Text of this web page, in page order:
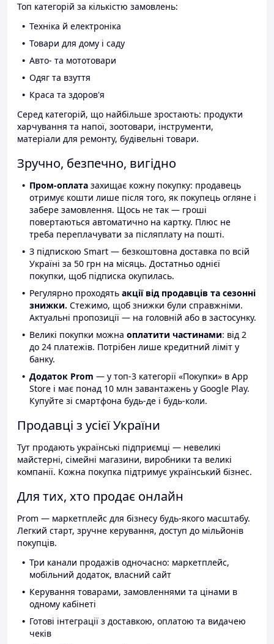
Топ категорій за кількістю замовлень:
Техніка й електроніка
Товари для дому і саду
Авто- та мототовари
Одяг та взуття
Краса та здоров'я
Серед категорій, що найбільше зростають: продукти
харчування та напої, зоотовари, інструменти,
матеріали для ремонту, будівельні товари.
Зручно, безпечно, вигідно
Пром-оплата захищає кожну покупку: продавець
отримує кошти лише після того, як покупець огляне і
забере замовлення. Щось не так — гроші
повертаються автоматично на картку. Плюс не
треба переплачувати за післяплату на пошті.
З підпискою Smart — безкоштовна доставка по всій
Україні за 50 грн на місяць. Достатньо однієї
покупки, щоб підписка окупилась.
Регулярно проходять акції від продавців та сезонні
знижки. Стежимо, щоб знижки були справжніми.
Актуальні пропозиції — на головній або в застосунку.
Великі покупки можна оплатити частинами: від 2
до 24 платежів. Потрібен лише кредитний ліміт у
банку.
Додаток Prom — у топ-3 категорії «Покупки» в App
Store і має понад 10 млн завантажень у Google Play.
Купуйте зі смартфона будь-де і будь-коли.
Продавці з усієї України
Тут продають українські підприємці — невеликі
майстерні, сімейні магазини, виробники та великі
компанії. Кожна покупка підтримує український бізнес.
Для тих, хто продає онлайн
Prom — маркетплейс для бізнесу будь-якого масштабу.
Легкий старт, зручне керування, доступ до мільйонів
покупців.
Три канали продажів одночасно: маркетплейс,
мобільний додаток, власний сайт
Керування товарами, замовленнями та цінами в
одному кабінеті
Готові інтеграції з доставкою, оплатою та видачею
чеків